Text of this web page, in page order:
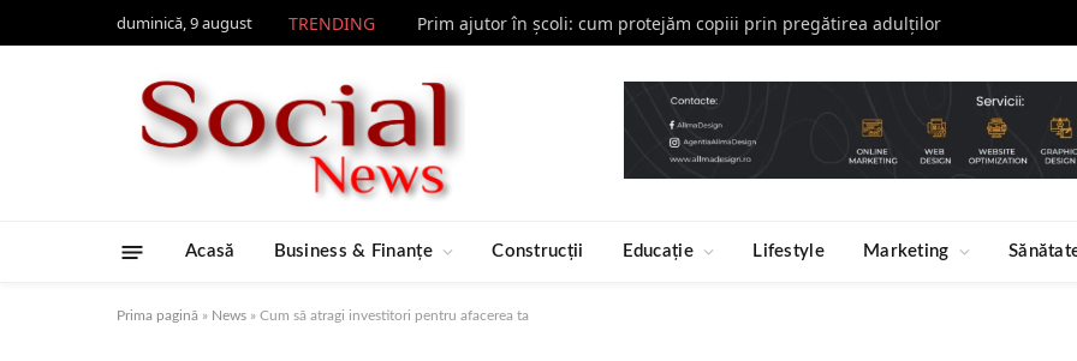
duminică, 9 august TRENDING Prim ajutor în școli: cum protejăm copiii prin pregătirea adulților
Acasă Business & Finanțe Construcții Educație Lifestyle Marketing
Prima pagină » News » Cum să atragi investitori pentru afacerea ta